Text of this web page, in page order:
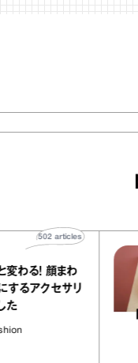
パッと変わる！ 顔まわ
やかにするアクセサリ
めました
/ Fashion
502